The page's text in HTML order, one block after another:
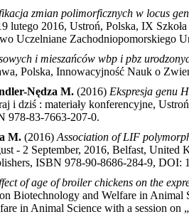
zmian polimorficznych w locus
2016, Ustroń, Polska, IX
Uczelniane Zachodniopomorskiego
i mieszańców wbp i pbz
Polska, Innowacyjność Nauk o
Nędza M. (2016) Ekspresja genu
i dziś : materiały konferencyjne,
978-83-7663-207-0.
M. (2016) Association of LIF
- 2 September, 2016, Belfast,
ISBN 978-90-8686-284-9, DOI:
of age of broiler chickens on the
Biotechnology and Welfare in
in Animal Science with a session